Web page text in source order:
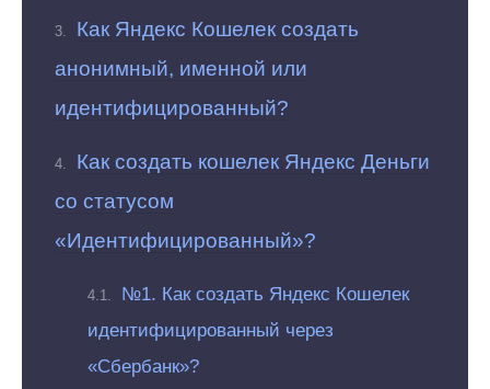
Как Яндекс Кошелек создать
анонимный, именной или
идентифицированный?
Как создать кошелек Яндекс Деньги
со статусом
«Идентифицированный»?
№1. Как создать Яндекс Кошелек
идентифицированный через
«Сбербанк»?